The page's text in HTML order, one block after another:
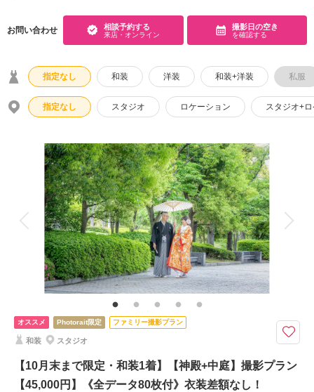
3万円以下のプラン 庭園での撮影
神社・寺院での撮影 豊富な色打掛・着物
豊富なドレス フォト＋会食
衣装の試着
ウェルカムボードの作成
衣装追加無料
挙式フォト
歴史的建造物での撮影
豊富な白無垢
お問い合わせ 相談予約する
来店・オンライン
撮影日の空き
を確認する
指定なし 和装 洋装 和装+洋装 私服
指定なし スタジオ ロケーション スタジオ+
オススメ Photorait限定 ファミリー撮影プラン
和装 スタジオ
【10月末まで限定・和装1着】【神殿+中庭】撮影プラン
【45,000円】《全データ80枚付》衣装差額なし！